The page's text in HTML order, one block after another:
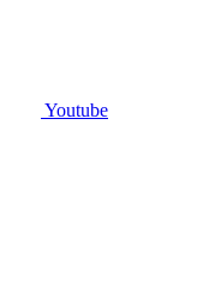
Youtube